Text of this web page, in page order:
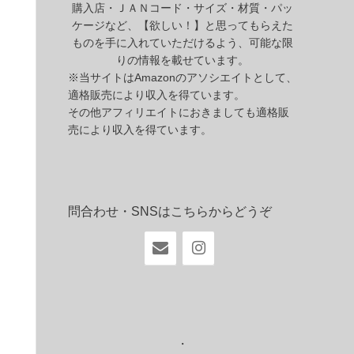
購入店・ＪＡＮコード・サイズ・材質・パッ
ケージなど、【欲しい！】と思ってもらえた
ものを手に入れていただけるよう、可能な限
りの情報を載せています。
※当サイトはAmazonのアソシエイトとして、
適格販売により収入を得ています。
その他アフィリエイトにおきましても適格販
売により収入を得ています。
問合わせ・SNSはこちらからどうぞ
・